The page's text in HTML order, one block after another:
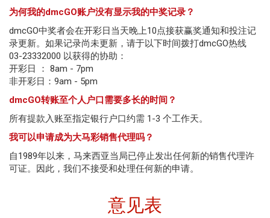
一
般
资
讯
企
业
管
理
为何我的dmcGO账户没有显示我的中奖记录？
dmcGO中奖者会在开彩日当天晚上10点接获赢奖通知和投注记
录更新。如果记录尚未更新，请于以下时间拨打dmcGO热线
03-23332000 以获得的协助：
开彩日 ： 8am - 7pm
非开彩日：9am - 5pm
dmcGO转账至个人户口需要多长的时间？
所有提款入账至指定银行户口约需 1-3 个工作天。
我可以申请成为大马彩销售代理吗？
自1989年以来，马来西亚当局已停止发出任何新的销售代理许
可证。因此，我们不接受和处理任何新的申请。
意见表